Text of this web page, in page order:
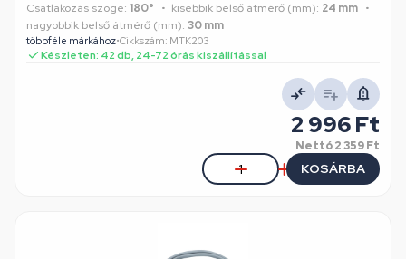
Csatlakozás szöge: 180° kisebbik belső átmérő (mm): 24 mm
nagyobbik belső átmérő (mm): 30 mm
többféle márkához•Cikkszám: MTK203
Készleten: 42 db, 24-72 órás kiszállítással
2 996 Ft
Nettó2 359 Ft
KOSÁRBA